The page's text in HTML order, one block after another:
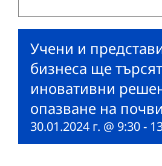
Учени и
бизнеса ще търсят
иновативни
опазване на
30.01.2024 г. @ 9:30-